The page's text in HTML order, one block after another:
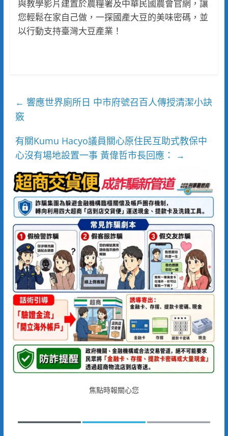
與教學影片建置於農糧署及中華民國農會官網，讓
您輕鬆在家自己做，一探國產大豆的美味密碼，並
以行動支持臺灣大豆產業！
← 響應世界廁所日 中市府號召百人傳授清潔小訣
竅
有關Kumu Hacyo議員關心原住民互助式教保中
心沒有場地設置一事 黃偉哲市長回應：
→
焦點時報關心您